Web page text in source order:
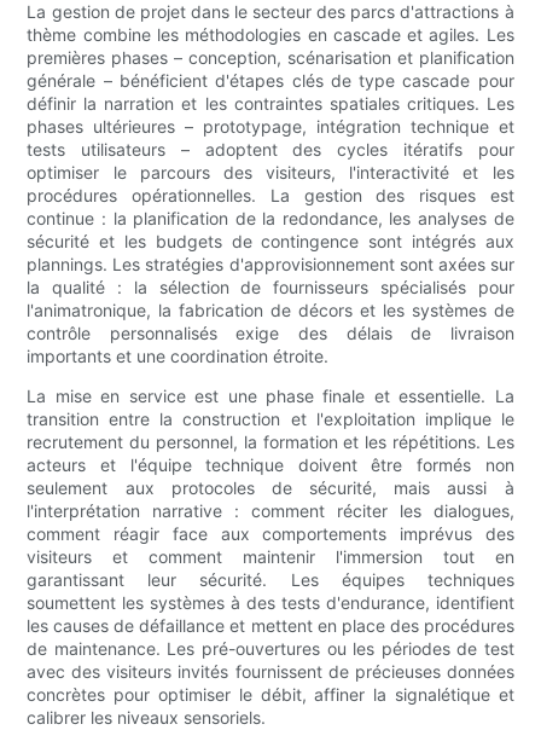
La gestion de projet dans le secteur des parcs d'attractions à
thème combine les méthodologies en cascade et agiles. Les
premières phases – conception, scénarisation et planification
générale – bénéficient d'étapes clés de type cascade pour
définir la narration et les contraintes spatiales critiques. Les
phases ultérieures – prototypage, intégration technique et
tests utilisateurs – adoptent des cycles itératifs pour
optimiser le parcours des visiteurs, l'interactivité et les
procédures opérationnelles. La gestion des risques est
continue : la planification de la redondance, les analyses de
sécurité et les budgets de contingence sont intégrés aux
plannings. Les stratégies d'approvisionnement sont axées sur
la qualité : la sélection de fournisseurs spécialisés pour
l'animatronique, la fabrication de décors et les systèmes de
contrôle personnalisés exige des délais de livraison
importants et une coordination étroite.
La mise en service est une phase finale et essentielle. La
transition entre la construction et l'exploitation implique le
recrutement du personnel, la formation et les répétitions. Les
acteurs et l'équipe technique doivent être formés non
seulement aux protocoles de sécurité, mais aussi à
l'interprétation narrative : comment réciter les dialogues,
comment réagir face aux comportements imprévus des
visiteurs et comment maintenir l'immersion tout en
garantissant leur sécurité. Les équipes techniques
soumettent les systèmes à des tests d'endurance, identifient
les causes de défaillance et mettent en place des procédures
de maintenance. Les pré-ouvertures ou les périodes de test
avec des visiteurs invités fournissent de précieuses données
concrètes pour optimiser le débit, affiner la signalétique et
calibrer les niveaux sensoriels.